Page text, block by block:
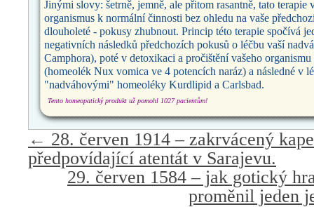
Jinými slovy: šetrně, jemně, ale přitom rasantně, tato terapie
organismus k normální činnosti bez ohledu na vaše
dlouholeté - pokusy zhubnout. Princip této terapie spočívá
negativních následků předchozích pokusů o léčbu vaší
Camphora), poté v detoxikaci a pročištění vašeho
(homeolék Nux vomica ve 4 potencích naráz) a následné v
"nadváhovými" homeoléky Kurdlipid a Carlsbad.
Tento homeopatický produkt už pomohl 1027 pacientům!
← 28. červen 1914 – zakrvácený
předpovídající atentát v Sarajevu.
29. červen 1584 – jak gotický
proměnil jeden